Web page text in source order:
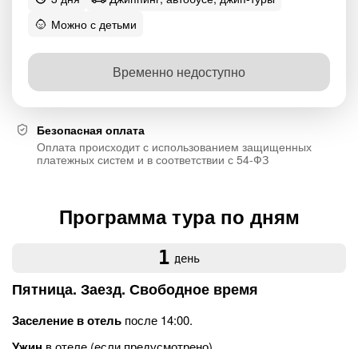
Можно с детьми
Временно недоступно
Безопасная оплата
Оплата происходит с использованием защищенных
платежных систем и в соответствии с 54-ФЗ
Программа тура по дням
1 день
Пятница. Заезд. Свободное время
Заселение в отель после 14:00.